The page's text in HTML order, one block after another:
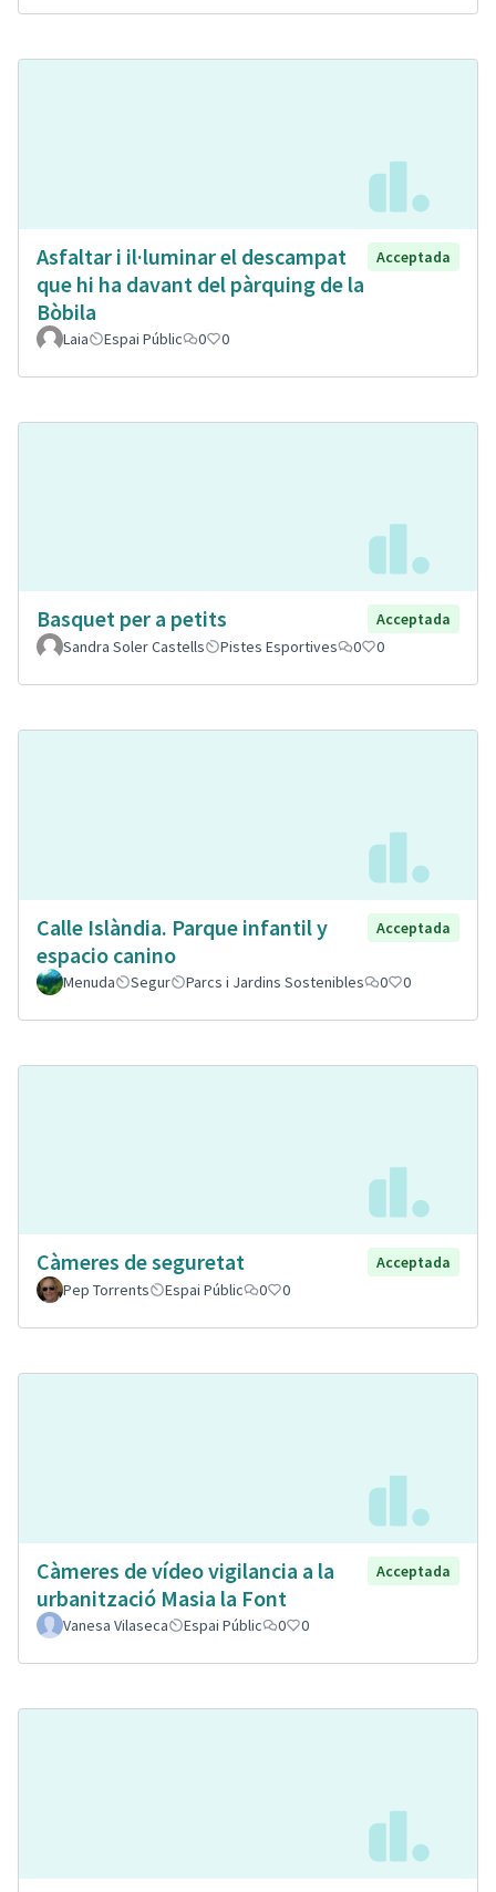
Asfaltar i il·luminar el descampat
que hi ha davant del pàrquing de la
Bòbila
Acceptada
Laia Espai Públic 0 0
Basquet per a petits
Acceptada
Sandra Soler Castells
Pistes Esportives 0 0
Calle Islàndia. Parque infantil y
espacio canino
Acceptada
Menuda Segur Parcs i Jardins Sostenibles 0 0
Càmeres de seguretat
Acceptada
Pep Torrents
Espai Públic 0 0
Càmeres de vídeo vigilancia a la
urbanització Masia la Font
Acceptada
Vanesa Vilaseca Espai Públic 0 0